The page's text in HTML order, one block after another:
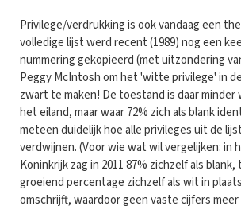
Privilege/verdrukking is ook vandaag een
volledige lijst werd recent (1989) nog een
nummering gekopieerd (met uitzondering
Peggy McIntosh om het 'witte privilege' in
zwart te maken! De toestand is daar minder
het eiland, maar waar 72% zich als blank
meteen duidelijk hoe alle privileges uit de
verdwijnen. (Voor wie wat wil vergelijken: in
Koninkrijk zag in 2011 87% zichzelf als
groeiend percentage zichzelf als wit in
omschrijft, waardoor geen vaste cijfers meer